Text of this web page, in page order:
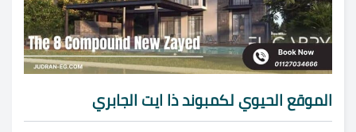
الموقع الحيوي لكمبوند ذا ايت الجابري